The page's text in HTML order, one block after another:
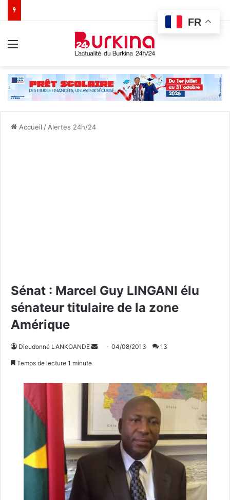
Accueil / Alertes 24h/24
Sénat : Marcel Guy LINGANI élu
sénateur titulaire de la zone
Amérique
Dieudonné LANKOANDE
o
u
n
04/08/2013 13
Temps de lecture 1 minute
FR